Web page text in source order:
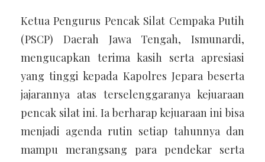
Ketua Pengurus Pencak Silat Cempaka Putih
(PSCP) Daerah Jawa Tengah, Ismunardi,
mengucapkan terima kasih serta apresiasi
yang tinggi kepada Kapolres Jepara beserta
jajarannya atas terselenggaranya kejuaraan
pencak silat ini. Ia berharap kejuaraan ini bisa
menjadi agenda rutin setiap tahunnya dan
mampu merangsang para pendekar serta